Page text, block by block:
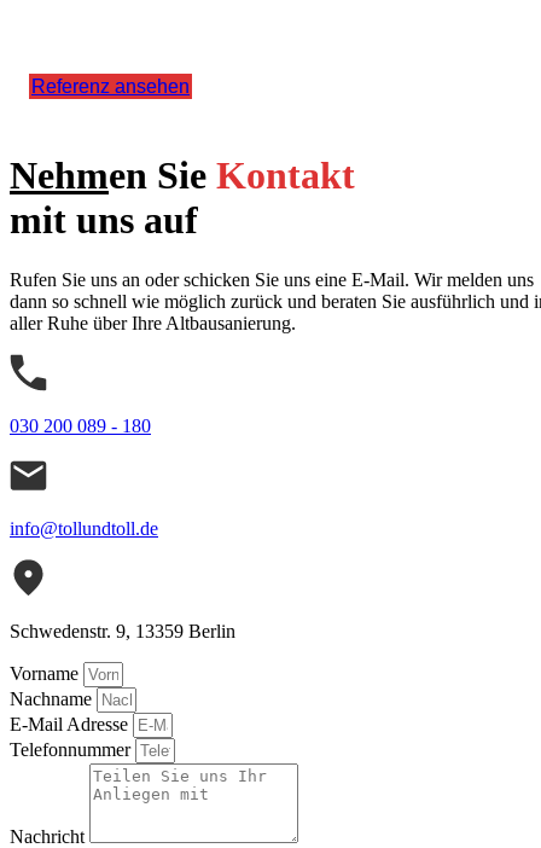
Referenz ansehen
Nehmen Sie Kontakt
mit uns auf
Rufen Sie uns an oder schicken Sie uns eine E-Mail. Wir melden uns
dann so schnell wie möglich zurück und beraten Sie ausführlich und
aller Ruhe über Ihre Altbausanierung.
030 200 089 - 180
info@tollundtoll.de
Schwedenstr. 9, 13359 Berlin
Vorname
Nachname
E-Mail Adresse
Telefonnummer
Nachricht